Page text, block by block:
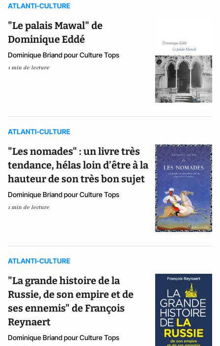
ATLANTI-CULTURE
"Le palais Mawal" de
Dominique Eddé
Dominique Briand pour Culture Tops
1 min de lecture
ATLANTI-CULTURE
"Les nomades" : un livre très
tendance, hélas loin d’être à la
hauteur de son très bon sujet
Dominique Briand pour Culture Tops
1 min de lecture
ATLANTI-CULTURE
"La grande histoire de la
Russie, de son empire et de
ses ennemis" de François
Reynaert
Dominique Briand pour Culture Tops